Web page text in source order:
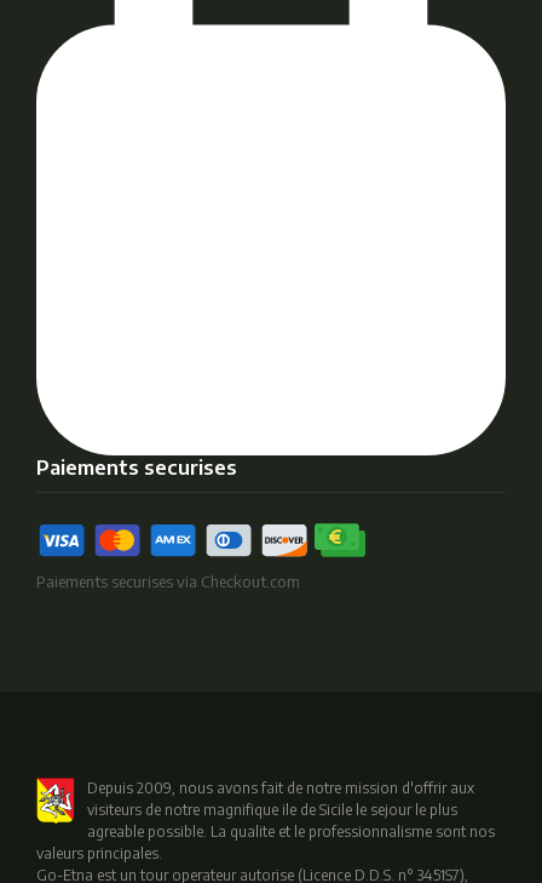
Paiements securises
Paiements securises via Checkout.com
Depuis 2009, nous avons fait de notre mission d'offrir aux
visiteurs de notre magnifique ile de Sicile le sejour le plus
agreable possible. La qualite et le professionnalisme sont nos
valeurs principales.
Go-Etna est un tour operateur autorise (Licence D.D.S. n° 3451S7),